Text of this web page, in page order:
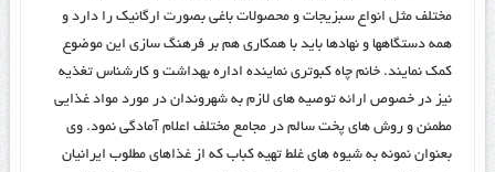
مختلف مثل انواع سبزیجات و محصولات باغی بصورت ارگانیک را دارد و
همه دستگاهها و نهادها باید با همکاری هم بر فرهنگ سازی این موضوع
کمک نمایند. خانم چاه کبوتری نماینده اداره بهداشت و کارشناس تغذیه
نیز در خصوص ارائه توصیه های لازم به شهروندان در مورد مواد غذایی
مطمئن و روش های پخت سالم در مجامع مختلف اعلام آمادگی نمود. وی
بعنوان نمونه به شیوه های غلط تهیه کباب که از غذاهای مطلوب ایرانیان